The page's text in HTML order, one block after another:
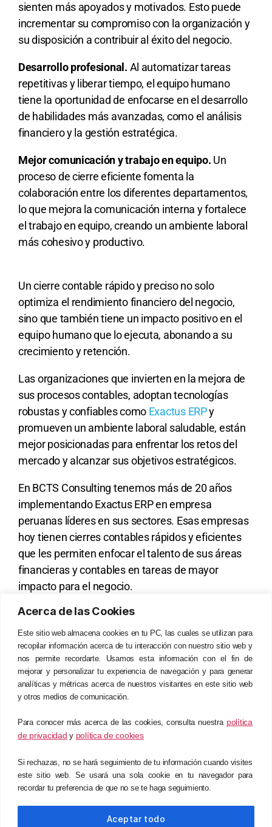
Acerca de las Cookies
Este sitio web almacena cookies en tu PC, las cuales se utilizan para
recopilar información acerca de tu interacción con nuestro sitio web y
nos permite recordarte. Usamos esta información con el fin de
mejorar y personalizar tu experiencia de navegación y para generar
analíticas y métricas acerca de nuestros visitantes en este sitio web
y otros medios de comunicación.
Para conocer más acerca de las cookies, consulta nuestra política
de privacidad y política de cookies
Si rechazas, no se hará seguimiento de tu información cuando visites
este sitio web. Se usará una sola cookie en tu navegador para
recordar tu preferencia de que no se te haga seguimiento.
Aceptar todo
sienten más apoyados y motivados. Esto puede
incrementar su compromiso con la organización y
su disposición a contribuir al éxito del negocio.
Desarrollo profesional. Al automatizar tareas
repetitivas y liberar tiempo, el equipo humano
tiene la oportunidad de enfocarse en el desarrollo
de habilidades más avanzadas, como el análisis
financiero y la gestión estratégica.
Mejor comunicación y trabajo en equipo. Un
proceso de cierre eficiente fomenta la
colaboración entre los diferentes departamentos,
lo que mejora la comunicación interna y fortalece
el trabajo en equipo, creando un ambiente laboral
más cohesivo y productivo.
Un cierre contable rápido y preciso no solo
optimiza el rendimiento financiero del negocio,
sino que también tiene un impacto positivo en el
equipo humano que lo ejecuta, abonando a su
crecimiento y retención.
Las organizaciones que invierten en la mejora de
sus procesos contables, adoptan tecnologías
robustas y confiables como Exactus ERPy
promueven un ambiente laboral saludable, están
mejor posicionadas para enfrentar los retos del
mercado y alcanzar sus objetivos estratégicos.
En BCTS Consulting tenemos más de 20 años
implementando Exactus ERP en empresa
peruanas líderes en sus sectores. Esas empresas
hoy tienen cierres contables rápidos y eficientes
que les permiten enfocar el talento de sus áreas
financieras y contables en tareas de mayor
impacto para el negocio.
Conoce más sobre Exactus, solicita una demo:
exactus@bctsonsulting.com| +51 997 500 500
SOLICITA UNA DEMO
© 2024 BCTS Consulting. Todos los derechos reservados.
Política de privacidad. Política de cookies.